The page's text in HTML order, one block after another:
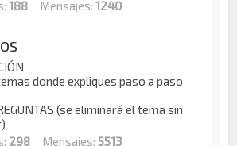
188 Mensajes:1240
donde expliques paso a paso
(se eliminará el tema sin
298 Mensajes:5513